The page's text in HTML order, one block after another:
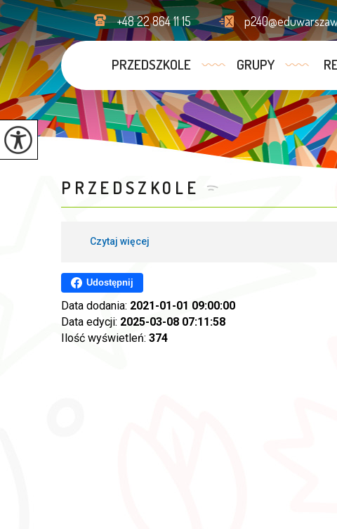
+48 22 864 11 15
PRZEDSZKOLE GRUPY
PRZEDSZKOLE
Czytaj więcej
Udostępnij
Data dodania: 2021-01-01 09:00:00
Data edycji: 2025-03-08 07:11:58
Ilość wyświetleń: 374